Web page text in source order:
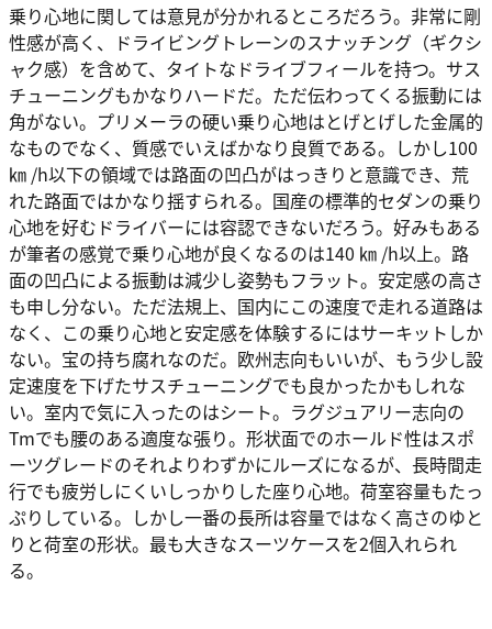
乗り心地に関しては意見が分かれるところだろう。非常に剛
性感が高く、ドライビングトレーンのスナッチング（ギクシ
ャク感）を含めて、タイトなドライブフィールを持つ。サス
チューニングもかなりハードだ。ただ伝わってくる振動には
角がない。プリメーラの硬い乗り心地はとげとげした金属的
なものでなく、質感でいえばかなり良質である。しかし100
㎞ /h以下の領域では路面の凹凸がはっきりと意識でき、荒
れた路面ではかなり揺すられる。国産の標準的セダンの乗り
心地を好むドライバーには容認できないだろう。好みもある
が筆者の感覚で乗り心地が良くなるのは140 ㎞ /h以上。路
面の凹凸による振動は減少し姿勢もフラット。安定感の高さ
も申し分ない。ただ法規上、国内にこの速度で走れる道路は
なく、この乗り心地と安定感を体験するにはサーキットしか
ない。宝の持ち腐れなのだ。欧州志向もいいが、もう少し設
定速度を下げたサスチューニングでも良かったかもしれな
い。室内で気に入ったのはシート。ラグジュアリー志向の
Tmでも腰のある適度な張り。形状面でのホールド性はスポ
ーツグレードのそれよりわずかにルーズになるが、長時間走
行でも疲労しにくいしっかりした座り心地。荷室容量もたっ
ぷりしている。しかし一番の長所は容量ではなく高さのゆと
りと荷室の形状。最も大きなスーツケースを2個入れられ
る。